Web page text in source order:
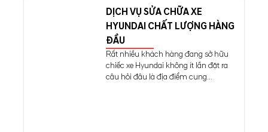
DỊCH VỤ SỬA CHỮA XE
HYUNDAI CHẤT LƯỢNG HÀNG
ĐẦU
Rất nhiều khách hàng đang sở hữu
chiếc xe Hyundai không ít lần đặt ra
câu hỏi đâu là địa điểm cung...